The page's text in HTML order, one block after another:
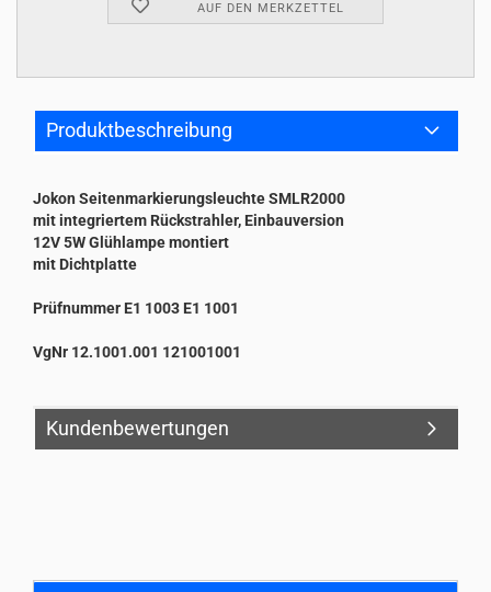
AUF DEN MERKZETTEL
Produktbeschreibung
Jokon Seitenmarkierungsleuchte SMLR2000
mit integriertem Rückstrahler, Einbauversion
12V 5W Glühlampe montiert
mit Dichtplatte
Prüfnummer E1 1003 E1 1001
VgNr 12.1001.001 121001001
Kundenbewertungen